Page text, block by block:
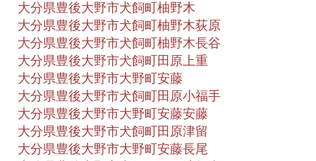
大分県豊後大野市犬飼町柚野木
大分県豊後大野市犬飼町柚野木荻原
大分県豊後大野市犬飼町柚野木長谷
大分県豊後大野市犬飼町田原上重
大分県豊後大野市大野町安藤
大分県豊後大野市犬飼町田原小福手
大分県豊後大野市大野町安藤安藤
大分県豊後大野市犬飼町田原津留
大分県豊後大野市大野町安藤長尾